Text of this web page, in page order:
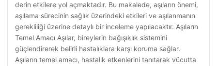
derin etkilere yol açmaktadır. Bu makalede, aşıların önemi,
aşılama sürecinin sağlık üzerindeki etkileri ve aşılanmanın
gerekliliği üzerine detaylı bir inceleme yapılacaktır. Aşıların
Temel Amacı Aşılar, bireylerin bağışıklık sistemini
güçlendirerek belirli hastalıklara karşı koruma sağlar.
Aşıların temel amacı, hastalık etkenlerini tanıtarak vücutta